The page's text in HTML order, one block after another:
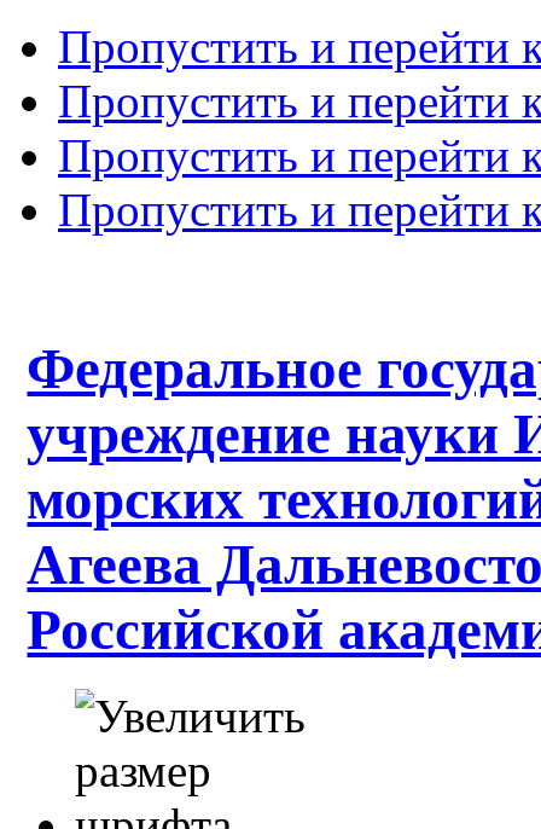
Пропустить и перейти
Пропустить и перейти
Пропустить и перейти
Пропустить и перейти
Федеральное
учреждение науки
морских
Агеева
Российской